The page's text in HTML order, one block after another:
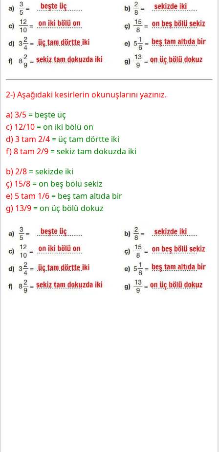
4. Sınıf Matematik Ders Kitabı Sayfa 155 Cevapları
Öğrendiklerimizi Pekiştirelim
2-) Aşağıdaki kesirlerin okunuşlarını yazınız.
a) 3/5= beşte üç
c) 12/10= on iki bölü on
d) 3 tam 2/4= üç tam dörtte iki
f) 8 tam 2/9= sekiz tam dokuzda iki
b) 2/8= sekizde iki
ç) 15/8= on beş bölü sekiz
e) 5 tam 1/6= beş tam altıda bir
g) 13/9= on üç bölü dokuz